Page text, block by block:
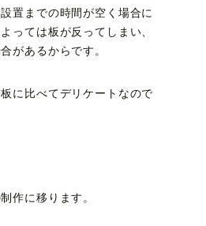
置までの時間が空く場合に
っては板が反ってしまい、
があるからです。
に比べてデリケートなので
作に移ります。